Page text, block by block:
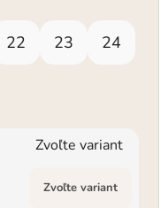
22 23 24
Zvoľte variant
Zvoľte variant